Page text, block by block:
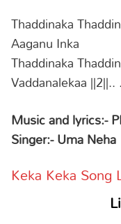
Thaddinaka
Aaganu Inka
Thaddinaka
Vaddanalekaa ||2||..
Music and lyrics:-
Singer:- Uma Neha
Keka Keka